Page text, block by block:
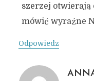
szerzej otwierają
mówić wyraźne
Odpowiedz